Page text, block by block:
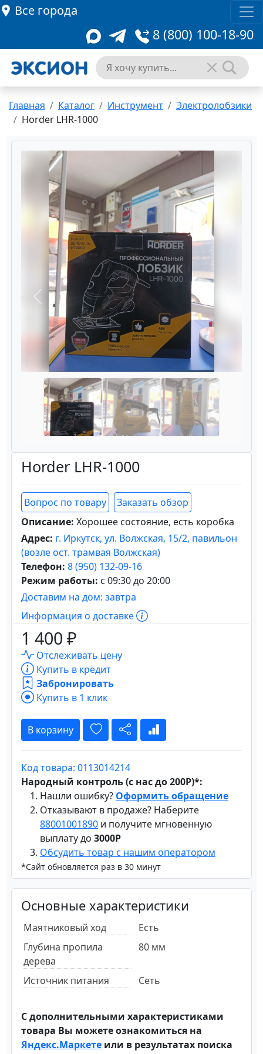
Все города
8 (800) 100-18-90
Главная Каталог Инструмент
Электролобзики
Horder LHR-1000
Назад
Horder LHR-1000
Вопрос по товару
Заказать обзор
Описание: Хорошее состояние, есть коробка
Адрес: г. Иркутск, ул. Волжская, 15/2, павильон
(возле ост. трамвая Волжская)
Телефон: 8 (950) 132-09-16
Режим работы: с 09:30 до 20:00
Доставим на дом: завтра
Информация о доставке
1 400 ₽
Отслеживать цену
Купить в кредит
Забронировать
Купить в 1 клик
В корзину
Код товара: 0113014214
Народный контроль (с нас до 200Р)*:
Нашли ошибку? Оформить обращение
Отказывают в продаже? Наберите
88001001890 и получите мгновенную
выплату до 3000Р
Обсудить товар с нашим оператором
*Сайт обновляется раз в 30 минут
Основные характеристики
Маятниковый ход
Есть
Глубина пропила
дерева
80 мм
Источник питания Сеть
С дополнительными характеристиками
товара Вы можете ознакомиться на
Яндекс.Маркете или в результатах поиска